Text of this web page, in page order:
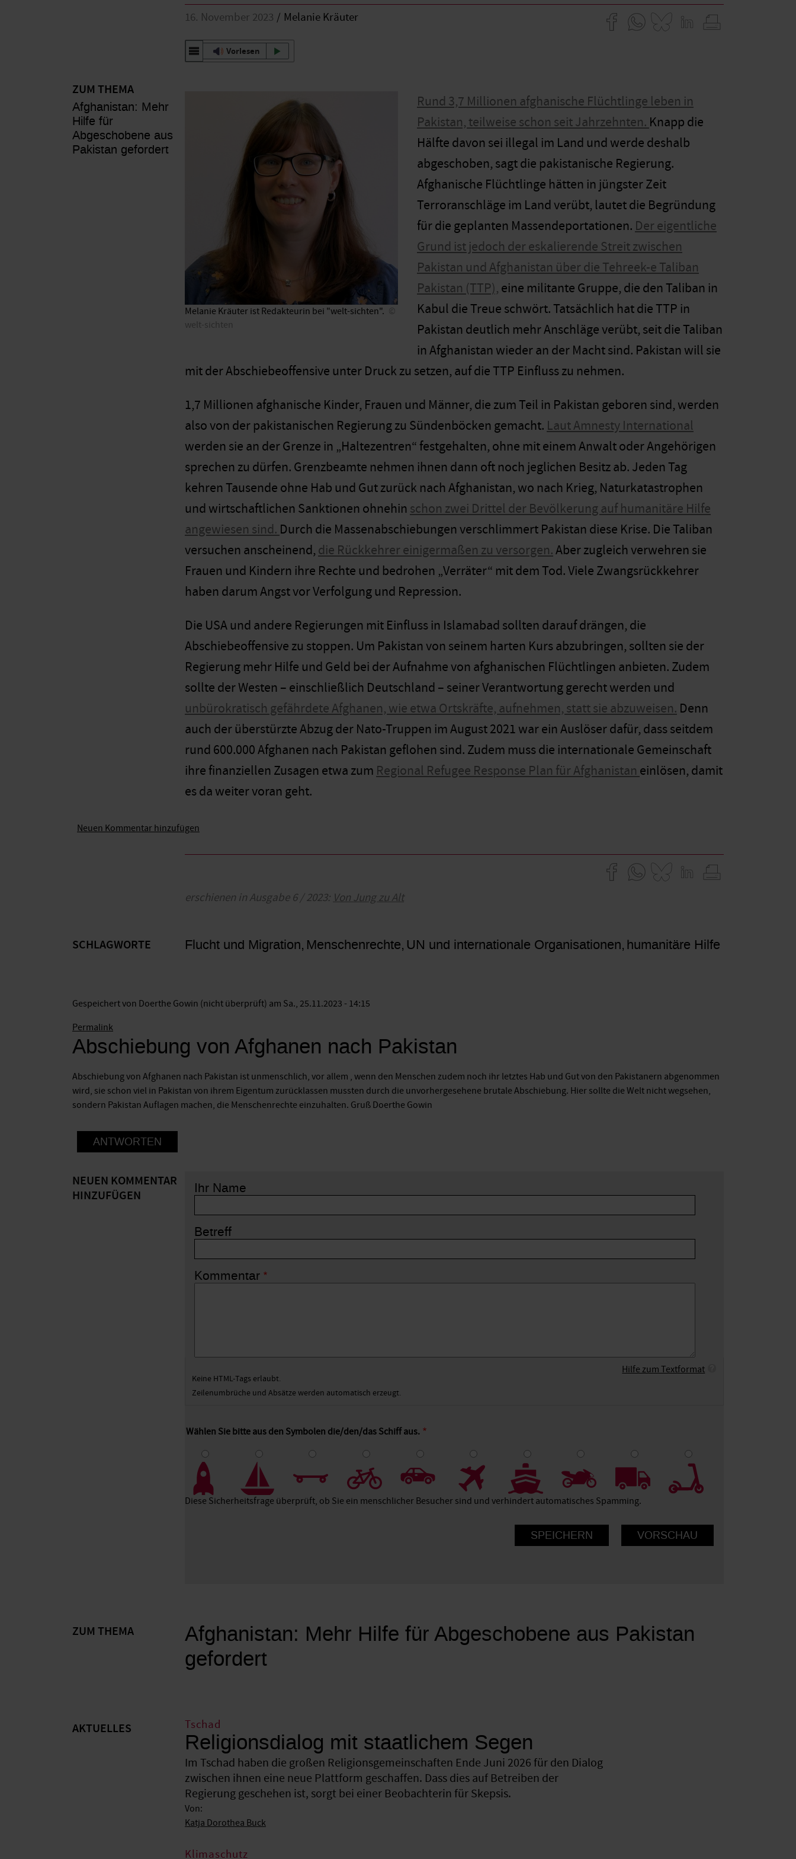
ZUM THEMA
Afghanistan: Mehr
Hilfe für
Abgeschobene aus
Pakistan gefordert
16. November 2023 Melanie Kräuter
Vorlesen
Melanie Kräuter ist Redakteurin bei "welt-sichten".
welt-sichten
Rund 3,7 Millionen afghanische Flüchtlinge leben in
Pakistan, teilweise schon seit Jahrzehnten. Knapp die
Hälfte davon sei illegal im Land und werde deshalb
abgeschoben, sagt die pakistanische Regierung.
Afghanische Flüchtlinge hätten in jüngster Zeit
Terroranschläge im Land verübt, lautet die Begründung
für die geplanten Massendeportationen. Der eigentliche
Grund ist jedoch der eskalierende Streit zwischen
Pakistan und Afghanistan über die Tehreek-e Taliban
Pakistan (TTP), eine militante Gruppe, die den Taliban in
Kabul die Treue schwört. Tatsächlich hat die TTP in
Pakistan deutlich mehr Anschläge verübt, seit die Taliban
in Afghanistan wieder an der Macht sind. Pakistan will sie
mit der Abschiebeoffensive unter Druck zu setzen, auf die TTP Einfluss zu nehmen.
1,7 Millionen afghanische Kinder, Frauen und Männer, die zum Teil in Pakistan geboren sind, werden
also von der pakistanischen Regierung zu Sündenböcken gemacht. Laut Amnesty International
werden sie an der Grenze in „Haltezentren“ festgehalten, ohne mit einem Anwalt oder Angehörigen
sprechen zu dürfen. Grenzbeamte nehmen ihnen dann oft noch jeglichen Besitz ab. Jeden Tag
kehren Tausende ohne Hab und Gut zurück nach Afghanistan, wo nach Krieg, Naturkatastrophen
und wirtschaftlichen Sanktionen ohnehin schon zwei Drittel der Bevölkerung auf humanitäre Hilfe
angewiesen sind. Durch die Massenabschiebungen verschlimmert Pakistan diese Krise. Die Taliban
versuchen anscheinend, die Rückkehrer einigermaßen zu versorgen.Aber zugleich verwehren sie
Frauen und Kindern ihre Rechte und bedrohen „Verräter“ mit dem Tod. Viele Zwangsrückkehrer
haben darum Angst vor Verfolgung und Repression.
Die USA und andere Regierungen mit Einfluss in Islamabad sollten darauf drängen, die
Abschiebeoffensive zu stoppen. Um Pakistan von seinem harten Kurs abzubringen, sollten sie der
Regierung mehr Hilfe und Geld bei der Aufnahme von afghanischen Flüchtlingen anbieten. Zudem
sollte der Westen – einschließlich Deutschland – seiner Verantwortung gerecht werden und
unbürokratisch gefährdete Afghanen, wie etwa Ortskräfte, aufnehmen, statt sie abzuweisen. Denn
auch der überstürzte Abzug der Nato-Truppen im August 2021 war ein Auslöser dafür, dass seitdem
rund 600.000 Afghanen nach Pakistan geflohen sind. Zudem muss die internationale Gemeinschaft
ihre finanziellen Zusagen etwa zum Regional Refugee Response Plan für Afghanistan einlösen, damit
es da weiter voran geht.
Neuen Kommentar hinzufügen
erschienen in Ausgabe 6 / 2023: Von Jung zu Alt
SCHLAGWORTE Flucht und Migration Menschenrechte UN und internationale Organisationen humanitäre Hilfe
Gespeichert von Doerthe Gowin (nicht überprüft) am Sa., 25.11.2023 - 14:15
Permalink
Abschiebung von Afghanen nach Pakistan
Abschiebung von Afghanen nach Pakistan ist unmenschlich, vor allem , wenn den Menschen zudem noch ihr letztes Hab und Gut von den Pakistanern abgenommen
wird, sie schon viel in Pakistan von ihrem Eigentum zurücklassen mussten durch die unvorhergesehene brutale Abschiebung. Hier sollte die Welt nicht wegsehen,
sondern Pakistan Auflagen machen, die Menschenrechte einzuhalten. Gruß Doerthe Gowin
ANTWORTEN
NEUEN KOMMENTAR
HINZUFÜGEN
Ihr Name
Betreff
Kommentar
Hilfe zum Textformat
Keine HTML-Tags erlaubt.
Zeilenumbrüche und Absätze werden automatisch erzeugt.
Wählen Sie bitte aus den Symbolen die/den/das Schiff aus.
6 9 10
Diese Sicherheitsfrage überprüft, ob Sie ein menschlicher Besucher sind und verhindert automatisches Spamming.
ZUM THEMA
Afghanistan: Mehr Hilfe für Abgeschobene aus Pakistan
gefordert
AKTUELLES Tschad
Religionsdialog mit staatlichem Segen
Im Tschad haben die großen Religionsgemeinschaften Ende Juni 2026 für den Dialog
zwischen ihnen eine neue Plattform geschaffen. Dass dies auf Betreiben der
Regierung geschehen ist, sorgt bei einer Beobachterin für Skepsis.
Von:
Katja Dorothea Buck
Klimaschutz